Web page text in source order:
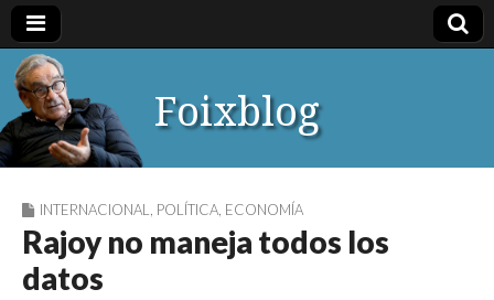
Foixblog
INTERNACIONAL POLÍTICA ECONOMÍA
Rajoy no maneja todos los
datos